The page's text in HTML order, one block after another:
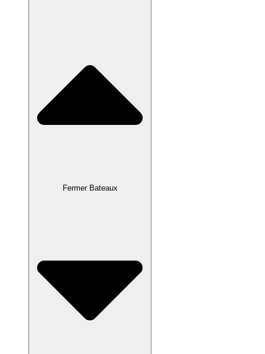
Fermer Bateaux